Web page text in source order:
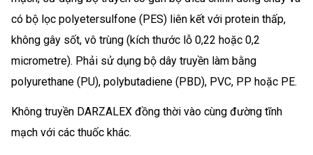
có bộ lọc polyetersulfone (PES) liên kết với protein thấp,
không gây sốt, vô trùng (kích thước lỗ 0,22 hoặc 0,2
micrometre). Phải sử dụng bộ dây truyền làm bằng
polyurethane (PU), polybutadiene (PBD), PVC, PP hoặc PE.
Không truyền DARZALEX đồng thời vào cùng đường tĩnh
mạch với các thuốc khác.